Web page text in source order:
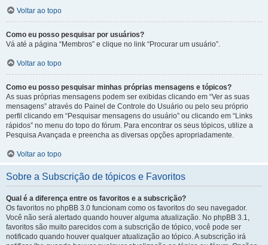
Voltar ao topo
Como eu posso pesquisar por usuários?
Vá até a página “Membros” e clique no link “Procurar um usuário”.
Voltar ao topo
Como eu posso pesquisar minhas próprias mensagens e tópicos?
As suas próprias mensagens podem ser exibidas clicando em “Ver as suas
mensagens” através do Painel de Controle do Usuário ou pelo seu próprio
perfil clicando em “Pesquisar mensagens do usuário” ou clicando em “Links
rápidos” no menu do topo do fórum. Para encontrar os seus tópicos, utilize a
Pesquisa Avançada e preencha as diversas opções apropriadamente.
Voltar ao topo
Sobre a Subscrição de tópicos e Favoritos
Qual é a diferença entre os favoritos e a subscrição?
Os favoritos no phpBB 3.0 funcionam como os favoritos do seu navegador.
Você não será alertado quando houver alguma atualização. No phpBB 3.1,
favoritos são muito parecidos com a subscrição de tópico, você pode ser
notificado quando houver qualquer atualização ao tópico. A subscrição irá